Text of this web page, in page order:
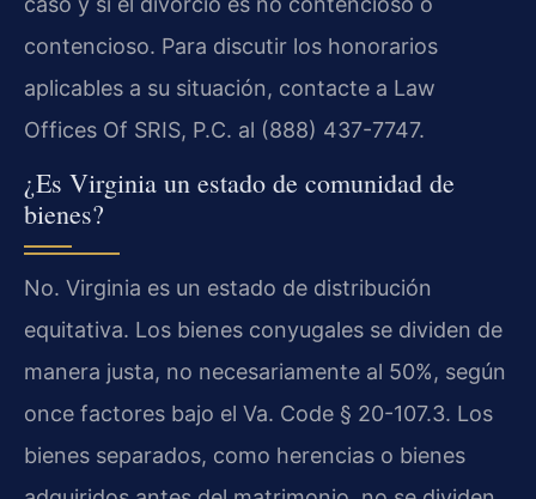
contencioso. Para discutir los honorarios
aplicables a su situación, contacte a Law
Offices Of SRIS, P.C. al (888) 437-7747.
¿Es Virginia un estado de comunidad de
bienes?
No. Virginia es un estado de distribución
equitativa. Los bienes conyugales se dividen de
manera justa, no necesariamente al 50%, según
once factores bajo el Va. Code § 20-107.3. Los
bienes separados, como herencias o bienes